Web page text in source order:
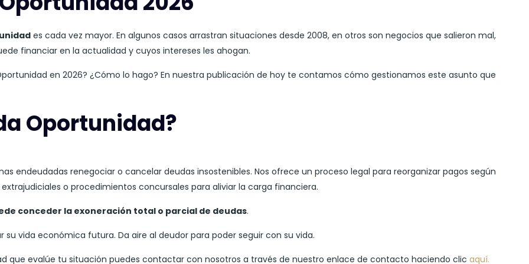
es cada vez mayor. En algunos casos arrastran situaciones desde 2008, en otros son negocios que salieron mal,
financiar en la actualidad y cuyos intereses les ahogan.
en 2026? ¿Cómo lo hago? En nuestra publicación de hoy te contamos cómo gestionamos este asunto que
Oportunidad?
endeudadas renegociar o cancelar deudas insostenibles. Nos ofrece un proceso legal para reorganizar pagos según
o procedimientos concursales para aliviar la carga financiera.
conceder la exoneración total o parcial de deudas.
vida económica futura. Da aire al deudor para poder seguir con su vida.
que evalúe tu situación puedes contactar con nosotros a través de nuestro enlace de contacto haciendo clic aquí.